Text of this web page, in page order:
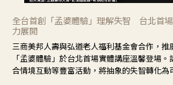
全台首創「孟婆體驗」理解失智 台北首
力展開
三商美邦人壽與弘道老人福利基金會合作，推
「孟婆體驗」於台北首場實體講座溫馨登場
合情境互動等豐富活動，將抽象的失智轉化為